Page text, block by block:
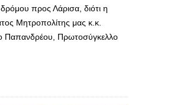
προς Λάρισα, διότι η
Μητροπολίτης μας κ.κ.
Παπανδρέου, Πρωτοσύγκελλο